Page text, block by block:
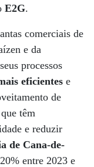
E2G.
comerciais de
e da
processos
eficientes e
de
têm
e reduzir
de Cana-de-
entre 2023 e